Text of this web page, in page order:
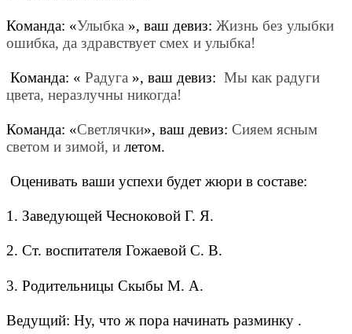
Команда: «Улыбка », ваш девиз: Жизнь без улыбки
ошибка, да здравствует смех и улыбка!
Команда: « Радуга », ваш девиз: Мы как радуги
цвета, неразлучны никогда!
Команда: «Светлячки», ваш девиз: Сияем ясным
светом и зимой, и летом.
Оценивать ваши успехи будет жюри в составе:
1. Заведующей Чесноковой Г. Я.
2. Ст. воспитателя Гожаевой С. В.
3. Родительницы Скыбы М. А.
Ведущий: Ну, что ж пора начинать разминку .